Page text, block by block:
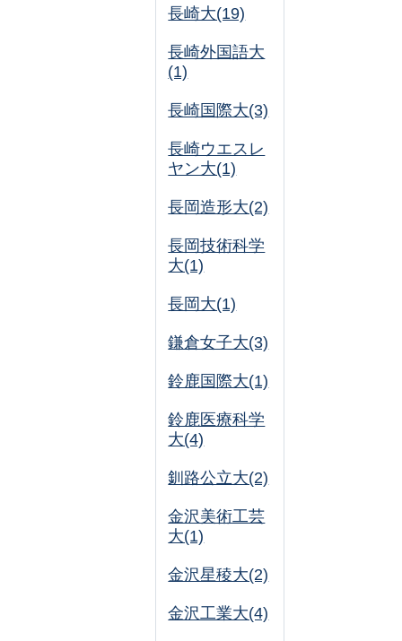
長崎大(19)
長崎外国語大
(1)
長崎国際大(3)
長崎ウエスレ
ヤン大(1)
長岡造形大(2)
長岡技術科学
大(1)
長岡大(1)
鎌倉女子大(3)
鈴鹿国際大(1)
鈴鹿医療科学
大(4)
釧路公立大(2)
金沢美術工芸
大(1)
金沢星稜大(2)
金沢工業大(4)